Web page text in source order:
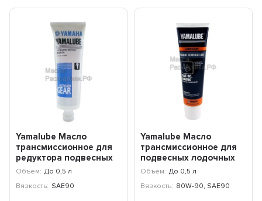
Yamalube Масло
трансмиссионное для
редуктора подвесных
лодочных моторов SAE
Объем: До 0,5 л
Вязкость: SAE90
Yamalube Масло
трансмиссионное для
подвесных лодочных
моторов (пластик)
Объем: До 0,5 л
Вязкость: 80W-90, SAE90